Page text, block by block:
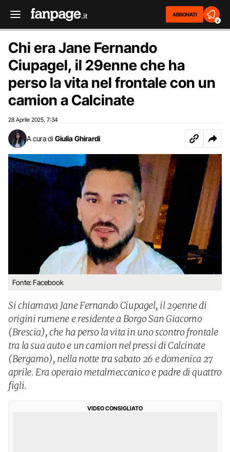
ABBONATI
2
Chi era Jane Fernando
Ciupagel, il 29enne che ha
perso la vita nel frontale con un
camion a Calcinate
28 Aprile 2025 7:34
A cura di Giulia Ghirardi
Fonte: Facebook
Si chiamava Jane Fernando Ciupagel, il 29enne di
origini rumene e residente a Borgo San Giacomo
(Brescia), che ha perso la vita in uno scontro frontale
tra la sua auto e un camion nel pressi di Calcinate
(Bergamo), nella notte tra sabato 26 e domenica 27
aprile. Era operaio metalmeccanico e padre di quattro
figli.
VIDEO CONSIGLIATO